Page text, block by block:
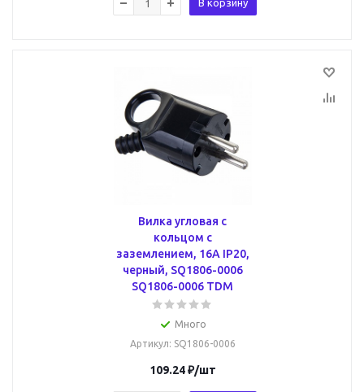
В корзину
Вилка угловая с
кольцом с
заземлением, 16А IP20,
черный, SQ1806-0006
SQ1806-0006 TDM
Много
Артикул: SQ1806-0006
109.24₽/шт